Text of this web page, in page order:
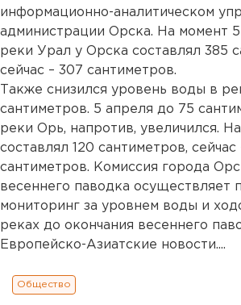
информационно-аналитическом
администрации Орска. На момент
реки Урал у Орска составлял 385
сейчас – 307 сантиметров.
Также снизился уровень воды в
сантиметров. 5 апреля до 75
реки Орь, напротив, увеличился.
составлял 120 сантиметров, сейчас
сантиметров. Комиссия города
весеннего паводка осуществляет
мониторинг за уровнем воды и
реках до окончания весеннего
Европейско-Азиатские новости....
Общество